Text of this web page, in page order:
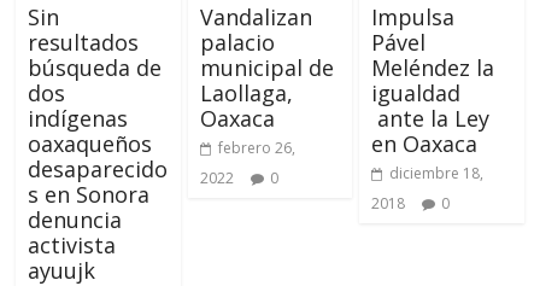
Sin
resultados
búsqueda de
dos
indígenas
oaxaqueños
desaparecido
s en Sonora
denuncia
activista
ayuujk
Vandalizan
palacio
municipal de
Laollaga,
Oaxaca
febrero 26,
2022
0
Impulsa
Pável
Meléndez la
igualdad
ante la Ley
en Oaxaca
diciembre 18,
2018
0